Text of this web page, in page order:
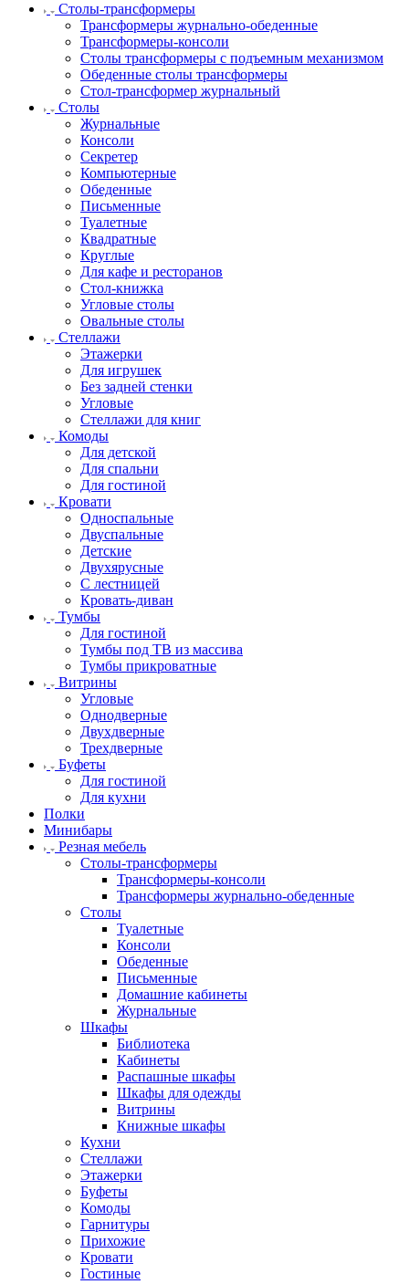
Столы-трансформеры
Трансформеры журнально-обеденные
Трансформеры-консоли
Столы трансформеры с подъемным механизмом
Обеденные столы трансформеры
Стол-трансформер журнальный
Столы
Журнальные
Консоли
Секретер
Компьютерные
Обеденные
Письменные
Туалетные
Квадратные
Круглые
Для кафе и ресторанов
Стол-книжка
Угловые столы
Овальные столы
Стеллажи
Этажерки
Для игрушек
Без задней стенки
Угловые
Стеллажи для книг
Комоды
Для детской
Для спальни
Для гостиной
Кровати
Односпальные
Двуспальные
Детские
Двухярусные
С лестницей
Кровать-диван
Тумбы
Для гостиной
Тумбы под ТВ из массива
Тумбы прикроватные
Витрины
Угловые
Однодверные
Двухдверные
Трехдверные
Буфеты
Для гостиной
Для кухни
Полки
Минибары
Резная мебель
Столы-трансформеры
Трансформеры-консоли
Трансформеры журнально-обеденные
Столы
Туалетные
Консоли
Обеденные
Письменные
Домашние кабинеты
Журнальные
Шкафы
Библиотека
Кабинеты
Распашные шкафы
Шкафы для одежды
Витрины
Книжные шкафы
Кухни
Стеллажи
Этажерки
Буфеты
Комоды
Гарнитуры
Прихожие
Кровати
Гостиные